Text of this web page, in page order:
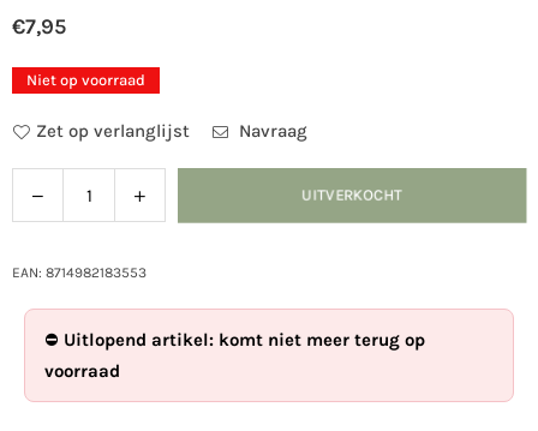
Normale
prijs
€7,95
Niet op voorraad
Zet op verlanglijst Navraag
Hoeveelheid
Verlaag
de
voor
Verhoog
de
voor
UITVERKOCHT
EAN: 8714982183553
⛔ Uitlopend artikel: komt niet meer terug op
voorraad